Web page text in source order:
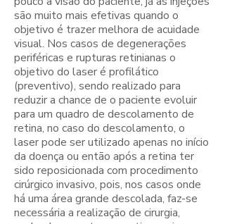
são muito mais efetivas quando o
objetivo é trazer melhora de acuidade
visual. Nos casos de degenerações
periféricas e rupturas retinianas o
objetivo do laser é profilático
(preventivo), sendo realizado para
reduzir a chance de o paciente evoluir
para um quadro de descolamento de
retina, no caso do descolamento, o
laser pode ser utilizado apenas no início
da doença ou então após a retina ter
sido reposicionada com procedimento
cirúrgico invasivo, pois, nos casos onde
há uma área grande descolada, faz-se
necessária a realização de cirurgia,